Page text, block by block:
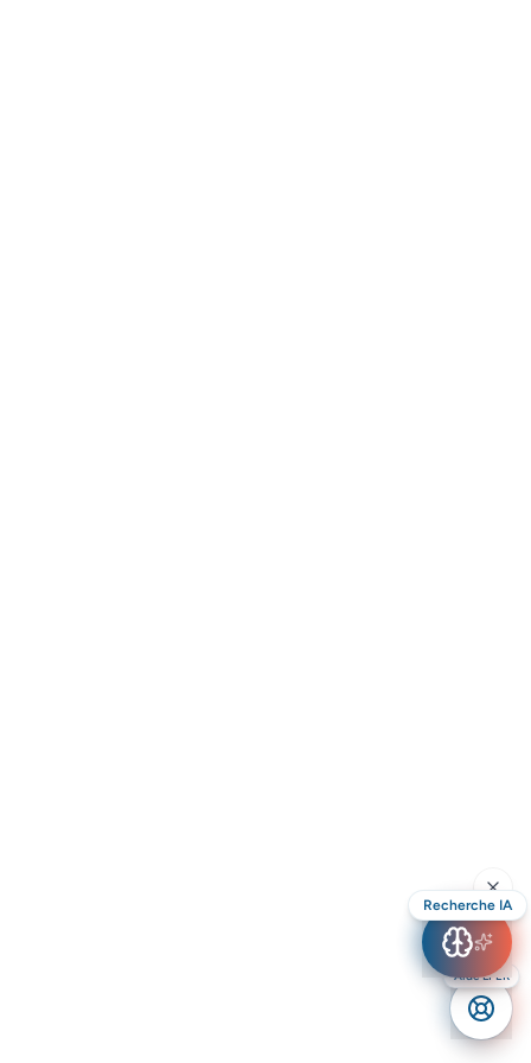
Recherche IA
Aide LPER